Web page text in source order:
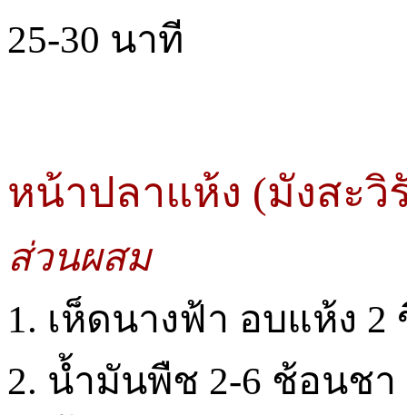
25-30 นาที
หน้าปลาแห้ง (มังสะวิ
ส่วนผสม
1. เห็ดนางฟ้า อบแห้ง 2
2. น้ำมันพืช 2-6 ช้อนชา